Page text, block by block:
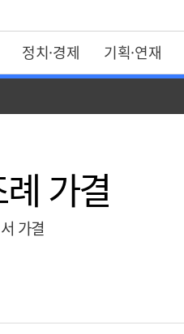
정치·경제 기획·연재
가결
가결